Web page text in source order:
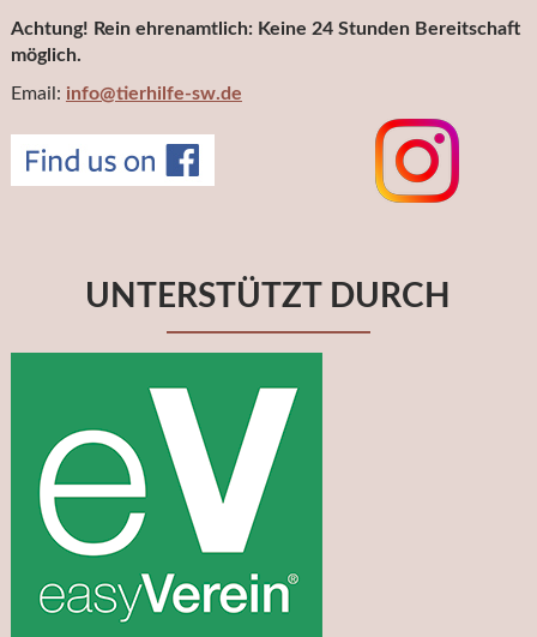
Achtung! Rein ehrenamtlich: Keine 24 Stunden Bereitschaft
möglich.
Email: info@tierhilfe-sw.de
UNTERSTÜTZT DURCH